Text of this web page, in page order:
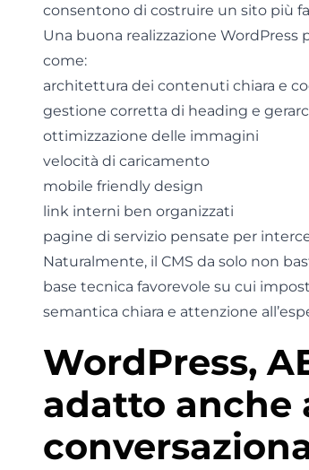
consentono di costruire un sito più
Una buona realizzazione
come:
architettura dei contenuti chiara e
gestione corretta di heading e
ottimizzazione delle immagini
velocità di caricamento
mobile friendly design
link interni ben organizzati
pagine di servizio pensate per
Naturalmente, il CMS da solo non
base tecnica favorevole su cui
semantica chiara e attenzione
WordPress,
adatto anche